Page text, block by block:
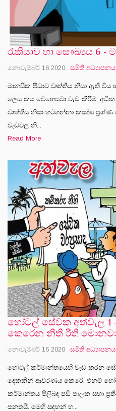
රැකියාව හා සෞඛ්‍යය 6 -
නොවැම්බර් 16 2020 සමිති අධ්‍යාපනය
මානසික පීඩාව වෘත්තීය නිසා ඇති විය
ලෙස කය වෙහෙ‍සවා වැඩ කිරීම,
වෘත්තීය නිසා හටගන්නා කසඛ්‍ය ප්‍රශ්ණ
වැඩවල නි...
Read More
හෝටල් සේවක අත්වැල 1
කෙරෙන නීති රීති
නොවැම්බර් 16 2020 සමිති අධ්‍යාපනය
හෝටල් කර්මාන්තයෙහි වැඩ කරන
දෙකකින් ආවරණය කෙරේ. එනම්
කර්මාන්තය පිලිබඳ පඩි පාලක සභා
පනතයි. මෙහි සඳහන් හ...